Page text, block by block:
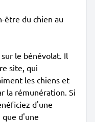
être du chien au
le bénévolat. Il
site, qui
les chiens et
la rémunération. Si
d'une
que d'une